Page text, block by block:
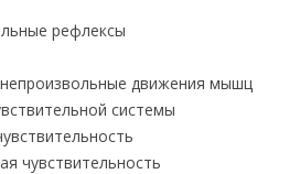
рефлексы
движения мышц
системы
чувствительность